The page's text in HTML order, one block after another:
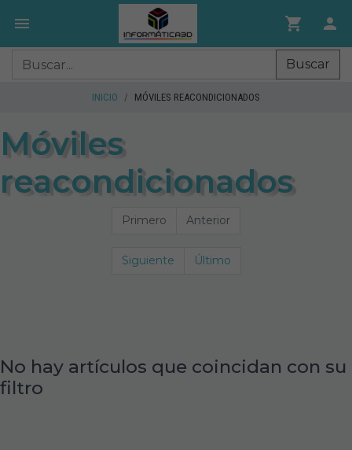
Buscar
INICIO MÓVILES REACONDICIONADOS
Móviles
reacondicionados
Primero Anterior
Siguiente Último
No hay artículos que coincidan con su
filtro